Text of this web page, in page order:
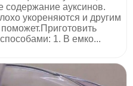
содержание ауксинов.
укореняются и другим
1. В емко...